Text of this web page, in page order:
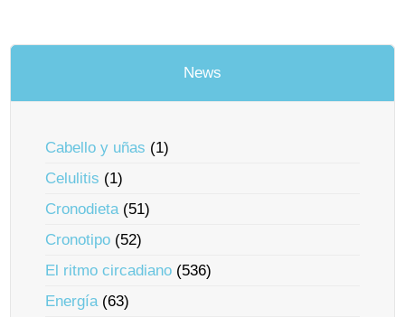
News
Cabello y uñas (1)
Celulitis (1)
Cronodieta(51)
Cronotipo (52)
El ritmo circadiano (536)
Energía(63)